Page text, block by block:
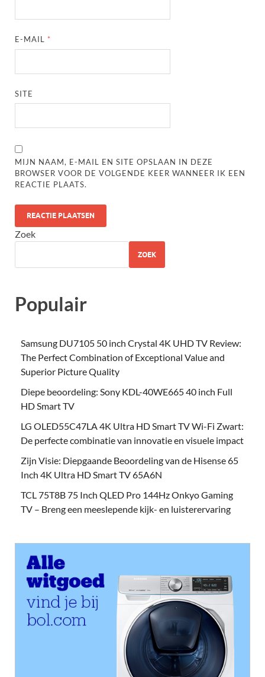
E-MAIL *
SITE
MIJN NAAM, E-MAIL EN SITE OPSLAAN IN DEZE
BROWSER VOOR DE VOLGENDE KEER WANNEER IK EEN
REACTIE PLAATS.
Zoek
ZOEK
Populair
Samsung DU7105 50 inch Crystal 4K UHD TV Review:
The Perfect Combination of Exceptional Value and
Superior Picture Quality
Diepe beoordeling: Sony KDL-40WE665 40 inch Full
HD Smart TV
LG OLED55C47LA 4K Ultra HD Smart TV Wi-Fi Zwart:
De perfecte combinatie van innovatie en visuele impact
Zijn Visie: Diepgaande Beoordeling van de Hisense 65
Inch 4K Ultra HD Smart TV 65A6N
TCL 75T8B 75 Inch QLED Pro 144Hz Onkyo Gaming
TV – Breng een meeslepende kijk- en luisterervaring